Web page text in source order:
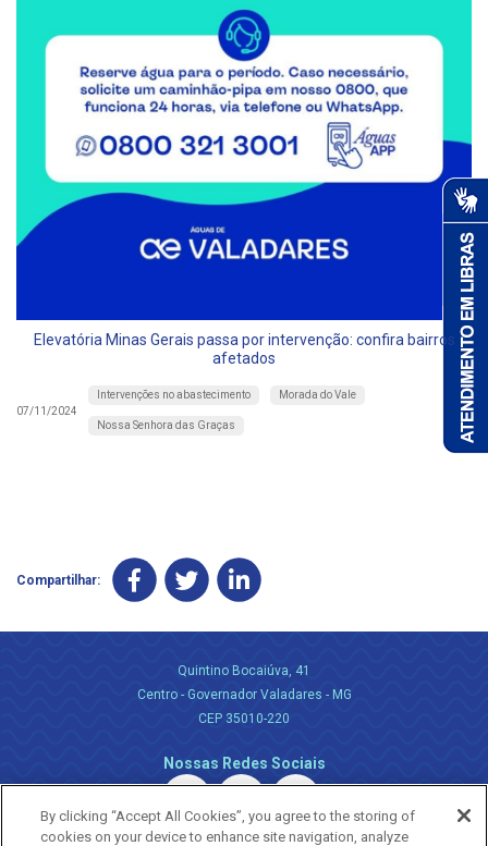
Elevatória Minas Gerais passa por intervenção: confira bairros
afetados
07/11/2024
Intervenções no abastecimento Morada do Vale
Nossa Senhora das Graças
Compartilhar:
Quintino Bocaiúva, 41
Centro - Governador Valadares - MG
CEP 35010-220
Nossas Redes Sociais
By clicking “Accept All Cookies”, you agree to the storing of
cookies on your device to enhance site navigation, analyze